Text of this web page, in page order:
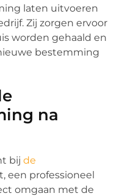
laten uitvoeren
Zij zorgen ervoor
worden gehaald en
bestemming
na
bijde
een professioneel
omgaan met de